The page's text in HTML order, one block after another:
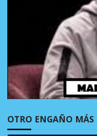
OTRO ENGAÑO MÁS